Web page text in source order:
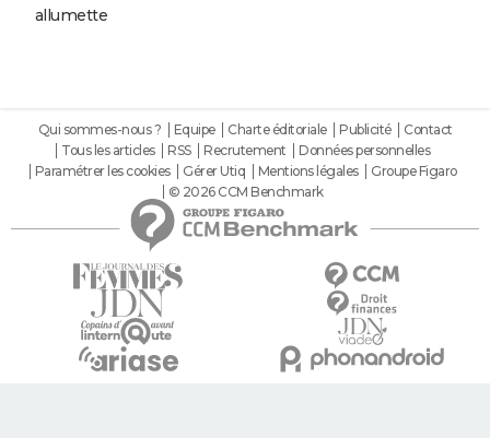
allumette
Qui sommes-nous ? Equipe Charte éditoriale Publicité
Contact
Tous les articles
RSS Recrutement
Données personnelles
Paramétrer les cookies
Gérer Utiq Mentions légales
Groupe Figaro
© 2026 CCM Benchmark